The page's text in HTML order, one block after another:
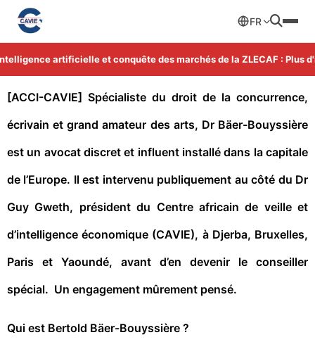
artificielle et conquête des marchés de la ZLECAF : Plus
FR
[ACCI-CAVIE] Spécialiste du droit de la concurrence,
écrivain et grand amateur des arts, Dr Bäer-Bouyssière
est un avocat discret et influent installé dans la capitale
de l’Europe. Il est intervenu publiquement au côté du Dr
Guy Gweth, président du Centre africain de veille et
d’intelligence économique (CAVIE), à Djerba, Bruxelles,
Paris et Yaoundé, avant d’en devenir le conseiller
spécial. Un engagement mûrement pensé.
Qui est Bertold Bäer-Bouyssière ?